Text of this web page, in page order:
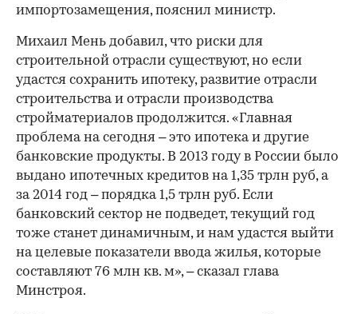
импортозамещения, пояснил министр.
00:00 / 00:00
Михаил Мень добавил, что риски для
строительной отрасли существуют, но если
удастся сохранить ипотеку, развитие отрасли
строительства и отрасли производства
стройматериалов продолжится. «Главная
проблема на сегодня – это ипотека и другие
банковские продукты. В 2013 году в России было
выдано ипотечных кредитов на 1,35 трлн руб, а
за 2014 год – порядка 1,5 трлн руб. Если
банковский сектор не подведет, текущий год
тоже станет динамичным, и нам удастся выйти
на целевые показатели ввода жилья, которые
составляют 76 млн кв. м», – сказал глава
Минстроя.